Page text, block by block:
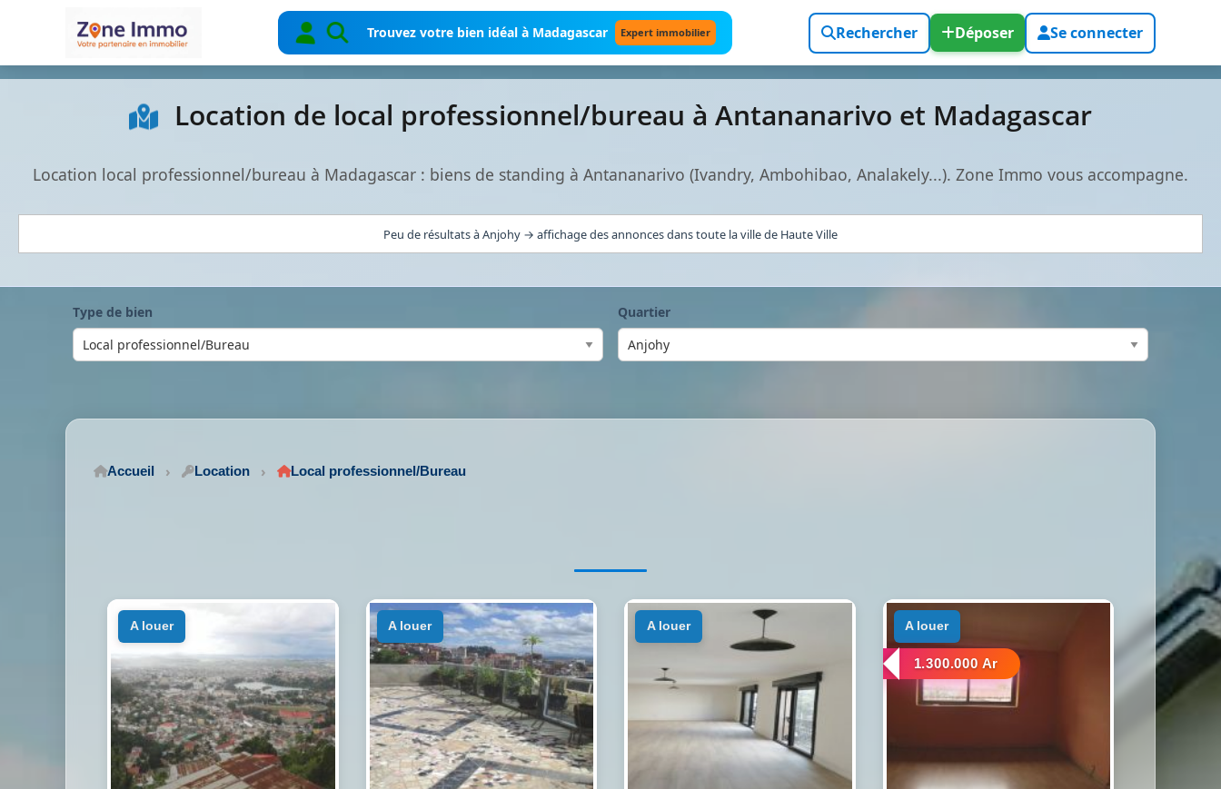
Trouvez votre bien idéal à Madagascar Expert immobilier Rechercher Déposer Se connecter
Location de local professionnel/bureau à Antananarivo et Madagascar
Location local professionnel/bureau à Madagascar : biens de standing à Antananarivo (Ivandry, Ambohibao, Analakely...). Zone Immo vous accompagne.
Peu de résultats à Anjohy → affichage des annonces dans toute la ville de Haute Ville
Type de bien Quartier
Accueil Location Local professionnel/Bureau
a louer a louer a louer a louer
1.300.000 Ar